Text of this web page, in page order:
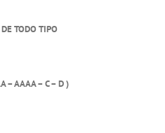
TODO TIPO
– AAAA – C – D )